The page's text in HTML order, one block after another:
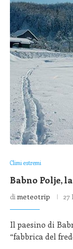
Climi estremi
Babno Polje,
dimeteotrip 27
Il paesino di
“fabbrica del